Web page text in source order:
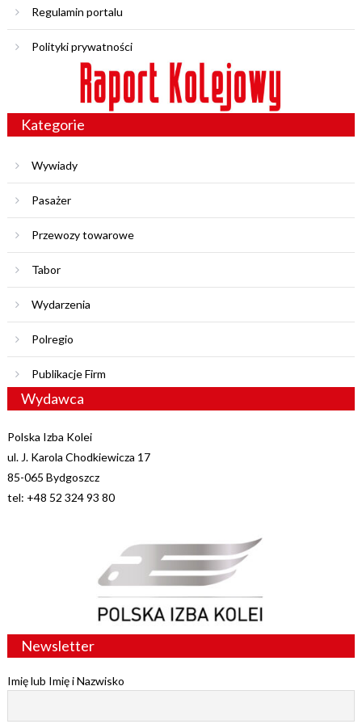
Regulamin portalu
Polityki prywatności
Kategorie
Wywiady
Pasażer
Przewozy towarowe
Tabor
Wydarzenia
Polregio
Publikacje Firm
Wydawca
Polska Izba Kolei
ul. J. Karola Chodkiewicza 17
85-065 Bydgoszcz
tel: +48 52 324 93 80
Newsletter
Imię lub Imię i Nazwisko